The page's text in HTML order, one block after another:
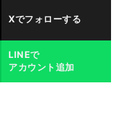
Xでフォローする
LINEで
アカウント追加